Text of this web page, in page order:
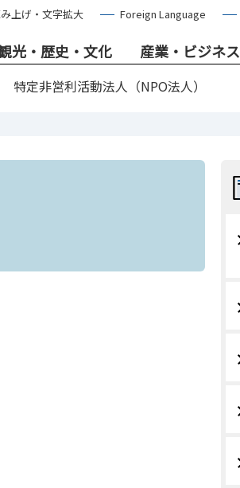
上げ・文字拡大 Foreign Language
光・歴史・文化 産業・ビジネス
特定非営利活動法人（NPO法人）